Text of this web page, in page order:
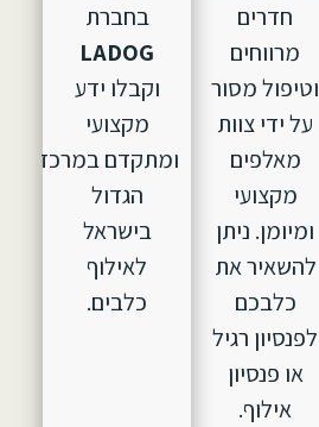
חדרים
מרווחים
וטיפול מסור
על ידי צוות
מאלפים
מקצועי
ומיומן. ניתן
להשאיר את
כלבכם
לפנסיון רגיל
או פנסיון
אילוף.
בחברת
LADOG
וקבלו ידע
מקצועי
ומתקדם במרכז
הגדול
בישראל
לאילוף
כלבים.